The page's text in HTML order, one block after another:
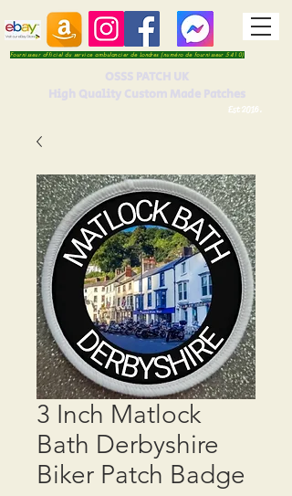
Fournisseur officiel du service ambulancier de Londres (numéro de fournisseur 5410)
Est 2016.
3 Inch Matlock
Bath Derbyshire
Biker Patch Badge